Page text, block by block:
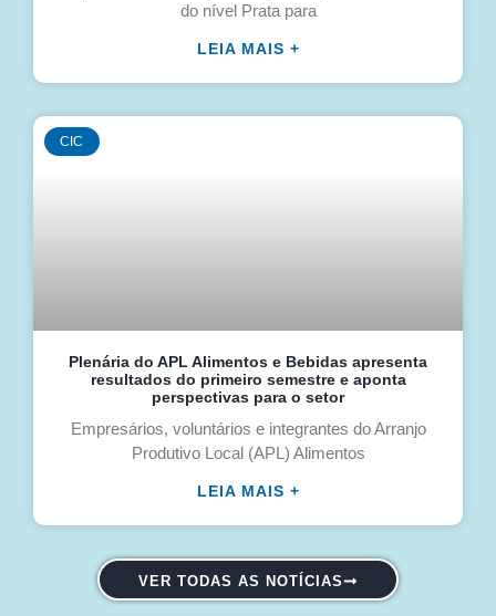
do nível Prata para
LEIA MAIS +
CIC
Plenária do APL Alimentos e Bebidas apresenta
resultados do primeiro semestre e aponta
perspectivas para o setor
Empresários, voluntários e integrantes do Arranjo
Produtivo Local (APL) Alimentos
LEIA MAIS +
VER TODAS AS NOTÍCIAS